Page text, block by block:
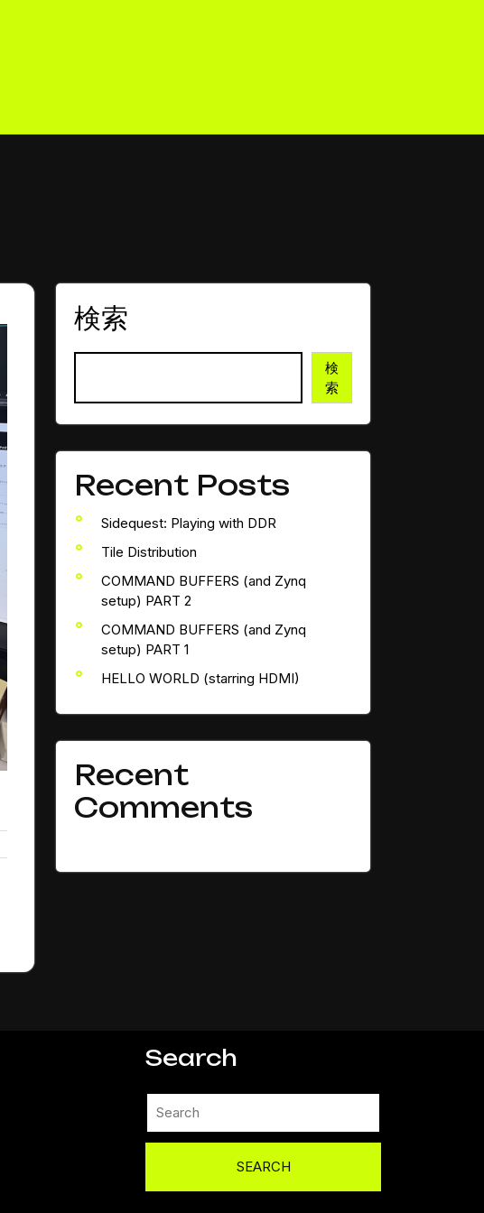
検索
検
索
Recent Posts
Sidequest: Playing with DDR
Tile Distribution
COMMAND BUFFERS (and Zynq
setup) PART 2
COMMAND BUFFERS (and Zynq
setup) PART 1
HELLO WORLD (starring HDMI)
Recent
Comments
Search